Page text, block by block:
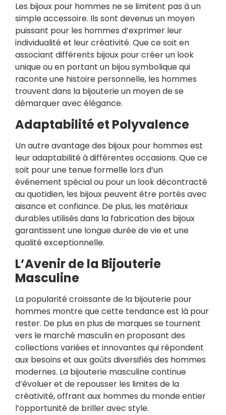
Les bijoux pour hommes ne se limitent pas à un
simple accessoire. Ils sont devenus un moyen
puissant pour les hommes d’exprimer leur
individualité et leur créativité. Que ce soit en
associant différents bijoux pour créer un look
unique ou en portant un bijou symbolique qui
raconte une histoire personnelle, les hommes
trouvent dans la bijouterie un moyen de se
démarquer avec élégance.
Adaptabilité et Polyvalence
Un autre avantage des bijoux pour hommes est
leur adaptabilité à différentes occasions. Que ce
soit pour une tenue formelle lors d’un
événement spécial ou pour un look décontracté
au quotidien, les bijoux peuvent être portés avec
aisance et confiance. De plus, les matériaux
durables utilisés dans la fabrication des bijoux
garantissent une longue durée de vie et une
qualité exceptionnelle.
L’Avenir de la Bijouterie
Masculine
La popularité croissante de la bijouterie pour
hommes montre que cette tendance est là pour
rester. De plus en plus de marques se tournent
vers le marché masculin en proposant des
collections variées et innovantes qui répondent
aux besoins et aux goûts diversifiés des hommes
modernes. La bijouterie masculine continue
d’évoluer et de repousser les limites de la
créativité, offrant aux hommes du monde entier
l’opportunité de briller avec style.